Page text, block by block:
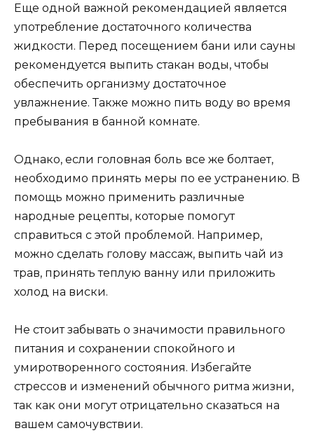
Еще одной важной рекомендацией является
употребление достаточного количества
жидкости. Перед посещением бани или сауны
рекомендуется выпить стакан воды, чтобы
обеспечить организму достаточное
увлажнение. Также можно пить воду во время
пребывания в банной комнате.
Однако, если головная боль все же болтает,
необходимо принять меры по ее устранению. В
помощь можно применить различные
народные рецепты, которые помогут
справиться с этой проблемой. Например,
можно сделать голову массаж, выпить чай из
трав, принять теплую ванну или приложить
холод на виски.
Не стоит забывать о значимости правильного
питания и сохранении спокойного и
умиротворенного состояния. Избегайте
стрессов и изменений обычного ритма жизни,
так как они могут отрицательно сказаться на
вашем самочувствии.